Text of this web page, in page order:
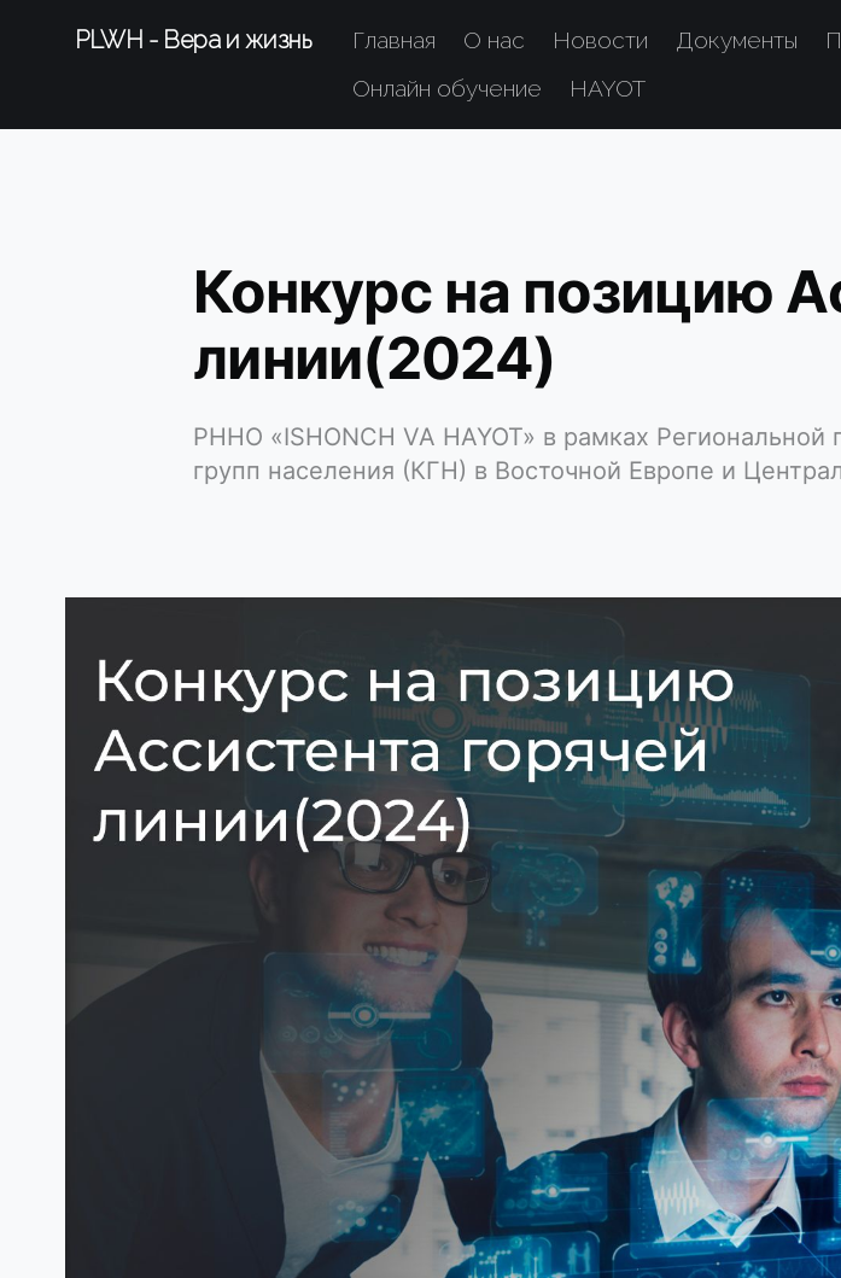
PLWH - Вера и жизнь Главная О нас Новости Документы
Онлайн обучение
HAYOT
Конкурс на позицию
линии(2024)
РННО «ISHONCH VA HAYOT» в рамках
групп населения (КГН) в Восточной Европе и